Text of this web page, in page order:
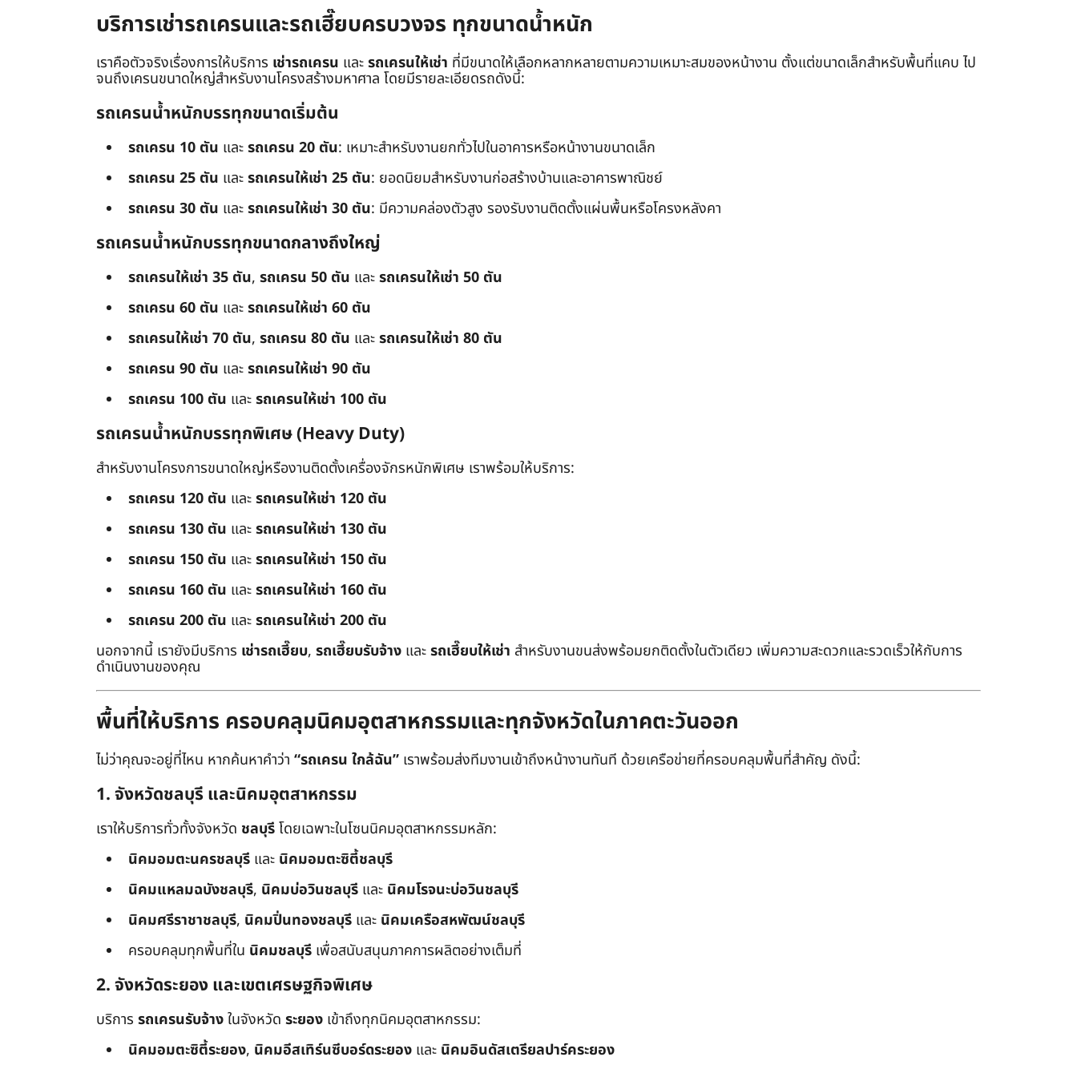
บริการเช่ารถเครนและรถเฮี๊ยบครบวงจร ทุกขนาดน้ำหนัก
เราคือตัวจริงเรื่องการให้บริการ เช่ารถเครน และรถเครนให้เช่า ที่มีขนาดให้เลือกหลากหลายตามความเหมาะสมของหน้างาน ตั้งแต่ขนาดเล็กสำหรับพื้นที่แคบ ไป
จนถึงเครนขนาดใหญ่สำหรับงานโครงสร้างมหาศาล โดยมีรายละเอียดรถดังนี้:
รถเครนน้ำหนักบรรทุกขนาดเริ่มต้น
รถเครน 10 ตัน และรถเครน 20 ตัน: เหมาะสำหรับงานยกทั่วไปในอาคารหรือหน้างานขนาดเล็ก
รถเครน 25 ตัน และรถเครนให้เช่า 25 ตัน: ยอดนิยมสำหรับงานก่อสร้างบ้านและอาคารพาณิชย์
รถเครน 30 ตัน และรถเครนให้เช่า 30 ตัน: มีความคล่องตัวสูง รองรับงานติดตั้งแผ่นพื้นหรือโครงหลังคา
รถเครนน้ำหนักบรรทุกขนาดกลางถึงใหญ่
รถเครนให้เช่า 35 ตัน, รถเครน 50 ตัน และรถเครนให้เช่า 50 ตัน
รถเครน 60 ตัน และรถเครนให้เช่า 60 ตัน
รถเครนให้เช่า 70 ตัน, รถเครน 80 ตัน และรถเครนให้เช่า 80 ตัน
รถเครน 90 ตัน และรถเครนให้เช่า 90 ตัน
รถเครน 100 ตัน และรถเครนให้เช่า 100 ตัน
รถเครนน้ำหนักบรรทุกพิเศษ (Heavy Duty)
สำหรับงานโครงการขนาดใหญ่หรืองานติดตั้งเครื่องจักรหนักพิเศษ เราพร้อมให้บริการ:
รถเครน 120 ตัน และรถเครนให้เช่า 120 ตัน
รถเครน 130 ตัน และรถเครนให้เช่า 130 ตัน
รถเครน 150 ตัน และรถเครนให้เช่า 150 ตัน
รถเครน 160 ตัน และรถเครนให้เช่า 160 ตัน
รถเครน 200 ตัน และรถเครนให้เช่า 200 ตัน
นอกจากนี้ เรายังมีบริการ เช่ารถเฮี๊ยบ, รถเฮี๊ยบรับจ้าง และรถเฮี๊ยบให้เช่า สำหรับงานขนส่งพร้อมยกติดตั้งในตัวเดียว เพิ่มความสะดวกและรวดเร็วให้กับการ
ดำเนินงานของคุณ
พื้นที่ให้บริการ ครอบคลุมนิคมอุตสาหกรรมและทุกจังหวัดในภาคตะวันออก
ไม่ว่าคุณจะอยู่ที่ไหน หากค้นหาคำว่า “รถเครน ใกล้ฉัน” เราพร้อมส่งทีมงานเข้าถึงหน้างานทันที ด้วยเครือข่ายที่ครอบคลุมพื้นที่สำคัญ ดังนี้:
1. จังหวัดชลบุรี และนิคมอุตสาหกรรม
เราให้บริการทั่วทั้งจังหวัด ชลบุรีโดยเฉพาะในโซนนิคมอุตสาหกรรมหลัก:
นิคมอมตะนครชลบุรี และ นิคมอมตะซิตี้ชลบุรี
นิคมแหลมฉบังชลบุรี, นิคมบ่อวินชลบุรี และ นิคมโรจนะบ่อวินชลบุรี
นิคมศรีราชาชลบุรี, นิคมปิ่นทองชลบุรี และ นิคมเครือสหพัฒน์ชลบุรี
ครอบคลุมทุกพื้นที่ใน นิคมชลบุรี เพื่อสนับสนุนภาคการผลิตอย่างเต็มที่
2. จังหวัดระยอง และเขตเศรษฐกิจพิเศษ
บริการ รถเครนรับจ้างในจังหวัด ระยอง เข้าถึงทุกนิคมอุตสาหกรรม:
นิคมอมตะซิตี้ระยอง, นิคมอีสเทิร์นซีบอร์ดระยอง และ นิคมอินดัสเตรียลปาร์คระยอง